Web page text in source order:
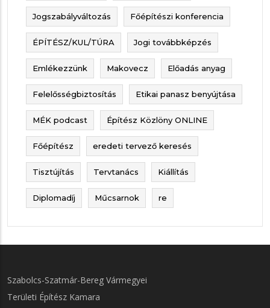
Jogszabályváltozás Főépítészi konferencia
ÉPÍTÉSZ/KUL/TÚRA Jogi továbbképzés
Emlékezzünk Makovecz Előadás anyag
Felelősségbiztosítás Etikai panasz benyújtása
MÉK podcast Építész Közlöny ONLINE
Főépítész eredeti tervező keresés
Tisztújítás Tervtanács Kiállítás
Diplomadíj Műcsarnok re
Szabolcs-Szatmár-Bereg Vármegyei
Területi Építész Kamara